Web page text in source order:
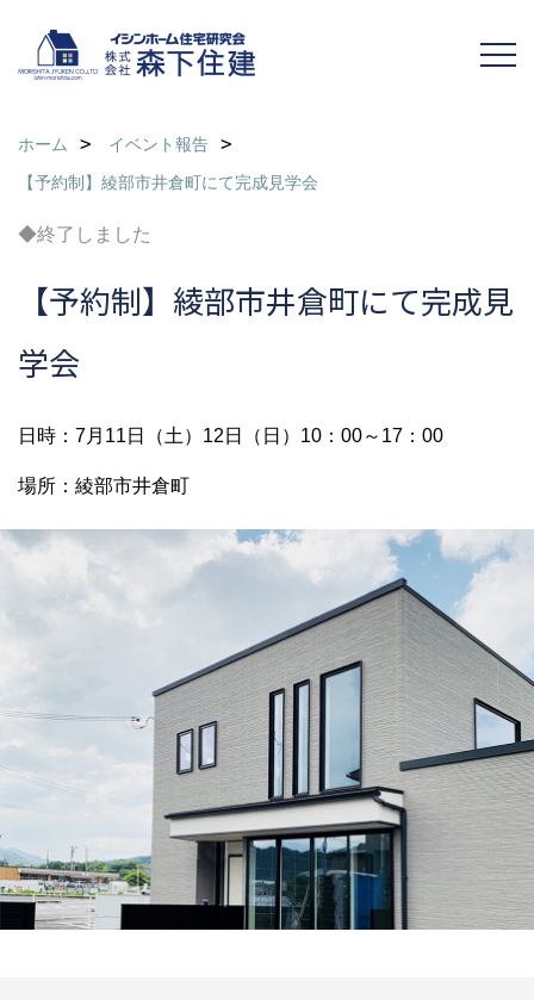
ホーム
イベント報告
【予約制】綾部市井倉町にて完成見学会
◆終了しました
【予約制】綾部市井倉町にて完成見
学会
日時：7月11日（土）12日（日）10：00～17：00
場所：綾部市井倉町